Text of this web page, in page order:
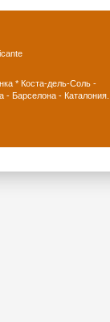
* Коста-дель-Соль -
- Барселона -